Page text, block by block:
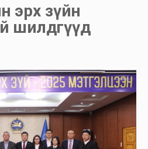
эрх зүйн
шилдгүүд